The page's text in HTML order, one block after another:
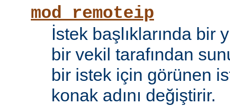
mod_remoteip
İstek başlıklarında bir
bir vekil tarafından
bir istek için görünen
konak adını değiştirir.